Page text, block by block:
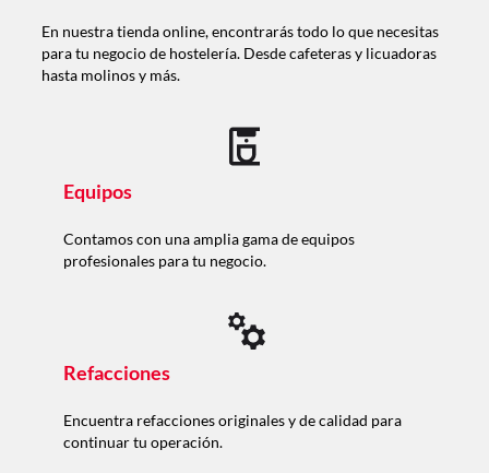
En nuestra tienda online, encontrarás todo lo que necesitas
para tu negocio de hostelería. Desde cafeteras y licuadoras
hasta molinos y más.
Equipos
Contamos con una amplia gama de equipos
profesionales para tu negocio.
Refacciones
Encuentra refacciones originales y de calidad para
continuar tu operación.